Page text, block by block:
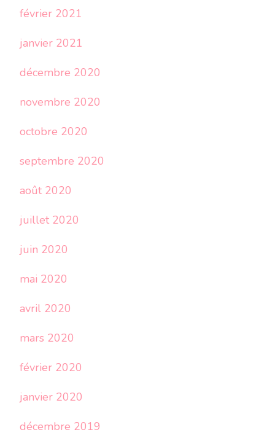
février 2021
janvier 2021
décembre 2020
novembre 2020
octobre 2020
septembre 2020
août 2020
juillet 2020
juin 2020
mai 2020
avril 2020
mars 2020
février 2020
janvier 2020
décembre 2019